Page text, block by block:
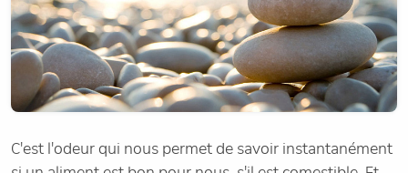
C'est l'odeur qui nous permet de savoir instantanément